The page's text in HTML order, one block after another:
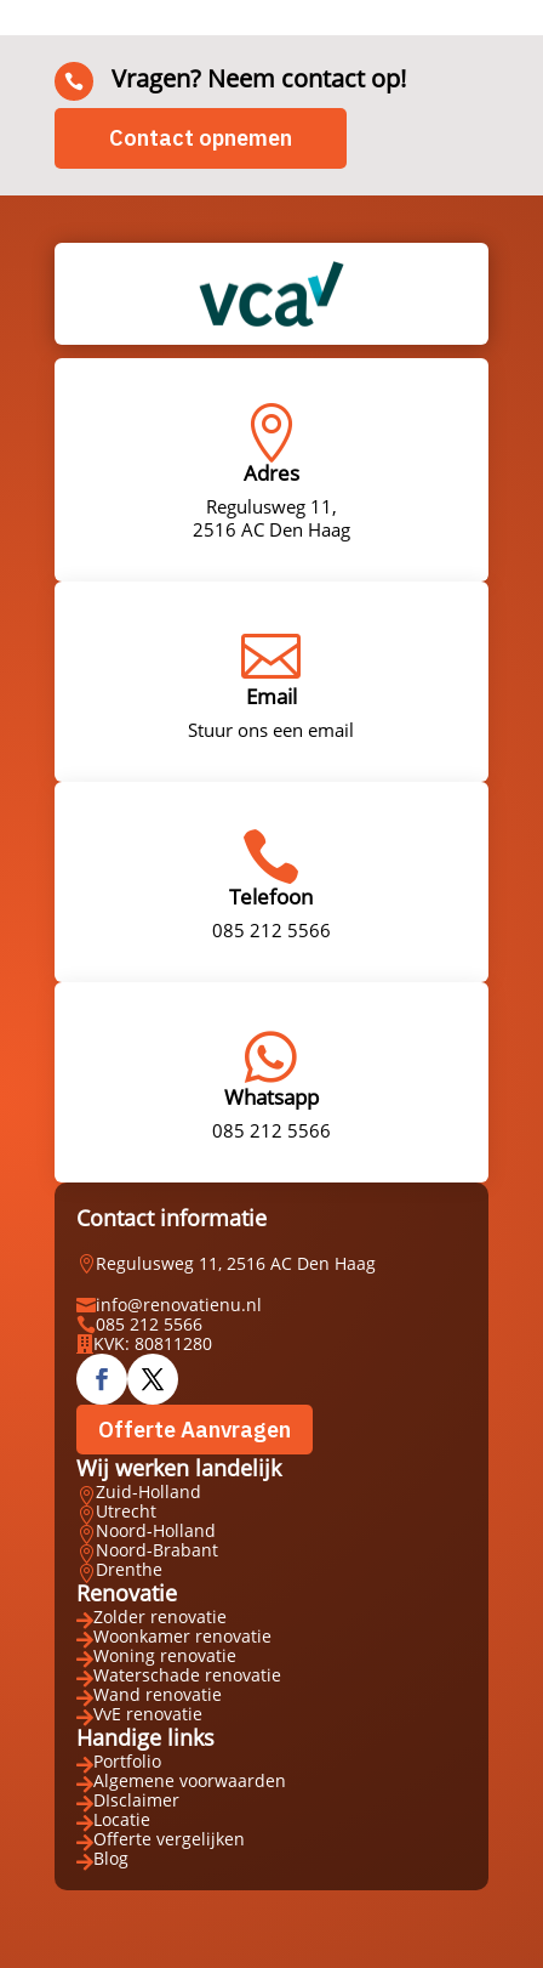
 Vragen? Neem contact op!
Contact opnemen

Adres
Regulusweg 11,
2516 AC Den Haag

Email
Stuur ons een email

Telefoon
085 212 5566

Whatsapp
085 212 5566
Contact informatie
Regulusweg 11, 2516 AC Den Haag
info@renovatienu.nl
085 212 5566
 KVK: 80811280
Offerte Aanvragen
Wij werken landelijk
Zuid-Holland
Utrecht
Noord-Holland
Noord-Brabant
Drenthe
Renovatie
Zolder renovatie
Woonkamer renovatie
Woning renovatie
Waterschade renovatie
Wand renovatie
VvE renovatie
Handige links
Portfolio
Algemene voorwaarden
DIsclaimer
Locatie
Offerte vergelijken
Blog